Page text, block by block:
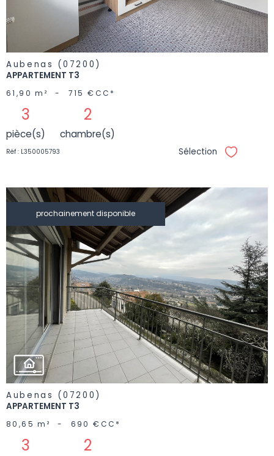
Aubenas (07200)
APPARTEMENT T3
61,90 m² - 715 € CC*
3
pièce(s)
2
chambre(s)
Réf : L350005793 Sélection
prochainement disponible
VOIR LE
BIEN
Aubenas (07200)
APPARTEMENT T3
80,65 m² - 690 € CC*
3 2